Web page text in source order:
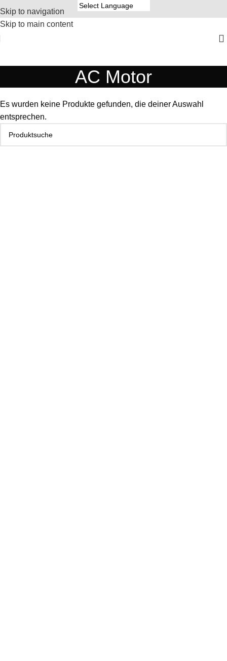
Skip to navigation
Skip to main content
AC Motor
Es wurden keine Produkte gefunden, die deiner Auswahl
entsprechen.